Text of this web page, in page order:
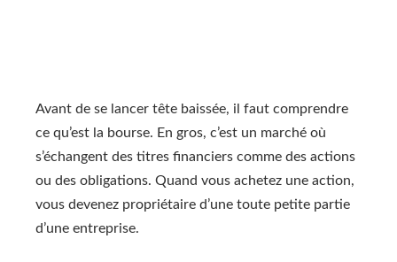
Avant de se lancer tête baissée, il faut comprendre
ce qu’est la bourse. En gros, c’est un marché où
s’échangent des titres financiers comme des actions
ou des obligations. Quand vous achetez une action,
vous devenez propriétaire d’une toute petite partie
d’une entreprise.